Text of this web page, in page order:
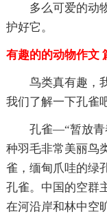
多么可爱的动
护好它。
有趣的的动物作文
鸟类真有趣，
我们了解一下孔雀
孔雀—“暂放青
种羽毛非常美丽鸟
雀，缅甸爪哇的绿
孔雀。中国的空群
在河沿岸和林中空